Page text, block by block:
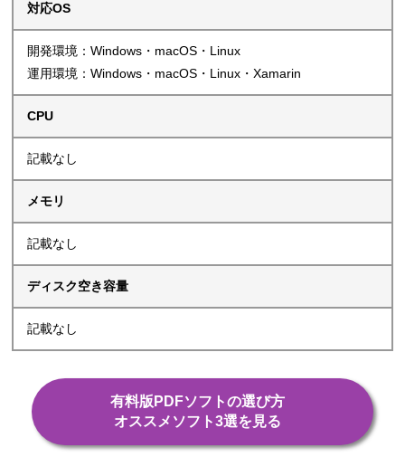
対応OS
開発環境：Windows・macOS・Linux
運用環境：Windows・macOS・Linux・Xamarin
CPU
記載なし
メモリ
記載なし
ディスク空き容量
記載なし
有料版PDFソフトの選び方
オススメソフト3選を見る